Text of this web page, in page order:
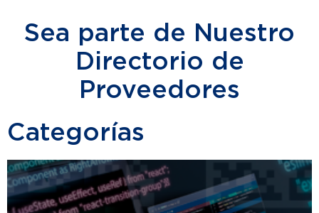
Sea parte de Nuestro
Directorio de
Proveedores
Categorías